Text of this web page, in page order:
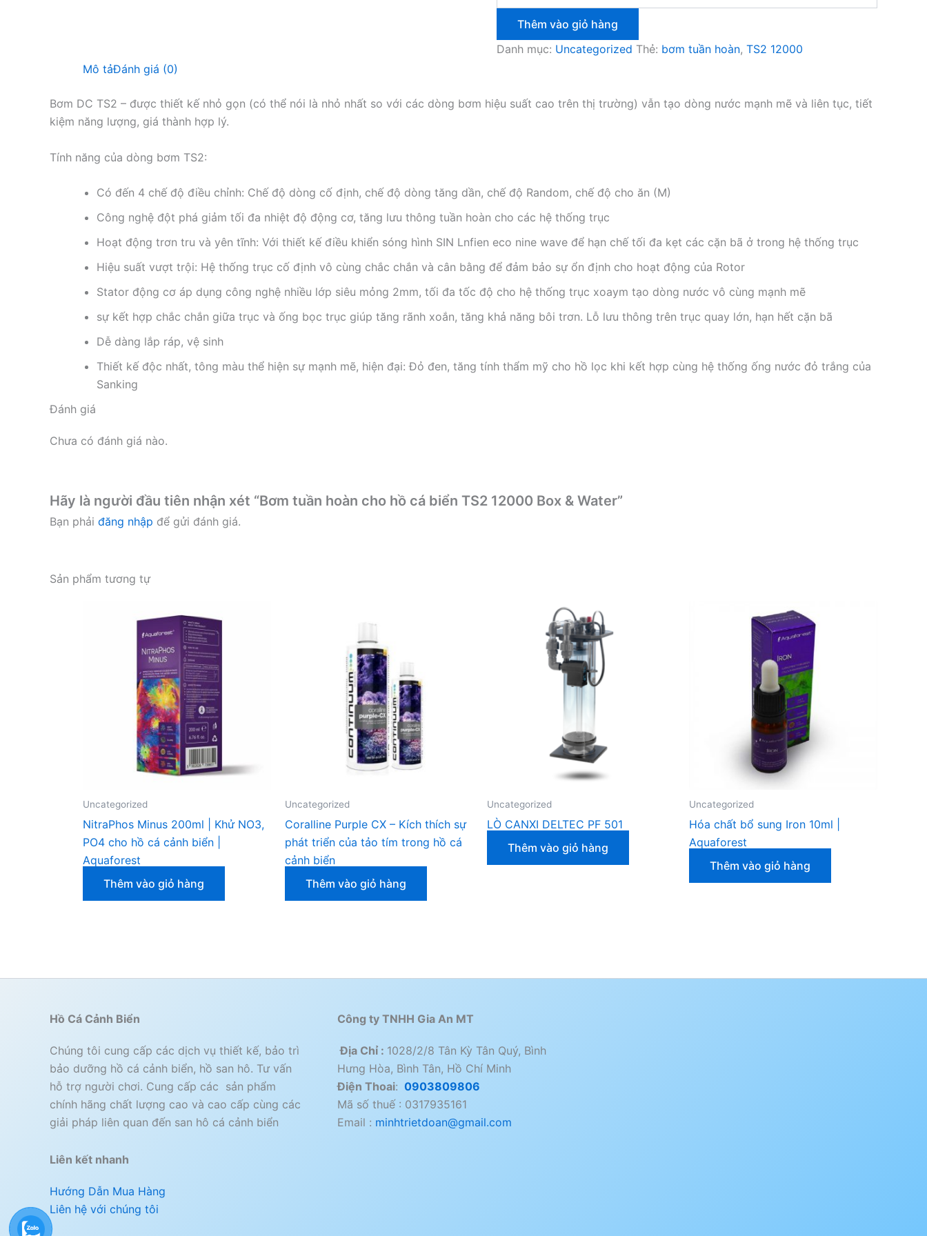
Thêm vào giỏ hàng
Danh mục: Uncategorized Thẻ: bơm tuần hoàn, TS2 12000
Mô tảĐánh giá (0)
Bơm DC TS2 – được thiết kế nhỏ gọn (có thể nói là nhỏ nhất so với các dòng bơm hiệu suất cao trên thị trường) vẫn tạo dòng nước mạnh mẽ và liên tục, tiết
kiệm năng lượng, giá thành hợp lý.
Tính năng của dòng bơm TS2:
Có đến 4 chế độ điều chỉnh: Chế độ dòng cố định, chế độ dòng tăng dần, chế độ Random, chế độ cho ăn (M)
Công nghệ đột phá giảm tối đa nhiệt độ động cơ, tăng lưu thông tuần hoàn cho các hệ thống trục
Hoạt động trơn tru và yên tĩnh: Với thiết kế điều khiển sóng hình SIN Lnfien eco nine wave để hạn chế tối đa kẹt các cặn bã ở trong hệ thống trục
Hiệu suất vượt trội: Hệ thống trục cố định vô cùng chắc chắn và cân bằng để đảm bảo sự ổn định cho hoạt động của Rotor
Stator động cơ áp dụng công nghệ nhiều lớp siêu mỏng 2mm, tối đa tốc độ cho hệ thống trục xoaym tạo dòng nước vô cùng mạnh mẽ
sự kết hợp chắc chắn giữa trục và ống bọc trục giúp tăng rãnh xoắn, tăng khả năng bôi trơn. Lỗ lưu thông trên trục quay lớn, hạn hết cặn bã
Dễ dàng lắp ráp, vệ sinh
Thiết kế độc nhất, tông màu thể hiện sự mạnh mẽ, hiện đại: Đỏ đen, tăng tính thẩm mỹ cho hồ lọc khi kết hợp cùng hệ thống ống nước đỏ trắng của
Sanking
Đánh giá
Chưa có đánh giá nào.
Hãy là người đầu tiên nhận xét “Bơm tuần hoàn cho hồ cá biển TS2 12000 Box & Water”
Bạn phải đăng nhập để gửi đánh giá.
Sản phẩm tương tự
Uncategorized
NitraPhos Minus 200ml | Khử NO3,
PO4 cho hồ cá cảnh biển |
Aquaforest
Thêm vào giỏ hàng
Uncategorized
Coralline Purple CX – Kích thích sự
phát triển của tảo tím trong hồ cá
cảnh biển
Thêm vào giỏ hàng
Uncategorized
LÒ CANXI DELTEC PF 501
Thêm vào giỏ hàng
Uncategorized
Hóa chất bổ sung Iron 10ml |
Aquaforest
Thêm vào giỏ hàng
Hồ Cá Cảnh Biển
Chúng tôi cung cấp các dịch vụ thiết kế, bảo trì
bảo dưỡng hồ cá cảnh biển, hồ san hô. Tư vấn
hỗ trợ người chơi. Cung cấp các sản phẩm
chính hãng chất lượng cao và cao cấp cùng các
giải pháp liên quan đến san hô cá cảnh biển
Liên kết nhanh
Hướng Dẫn Mua Hàng
Liên hệ với chúng tôi
Công ty TNHH Gia An MT
Địa Chỉ : 1028/2/8 Tân Kỳ Tân Quý, Bình
Hưng Hòa, Bình Tân, Hồ Chí Minh
Điện Thoai: 0903809806
Mã số thuế : 0317935161
Email : minhtrietdoan@gmail.com